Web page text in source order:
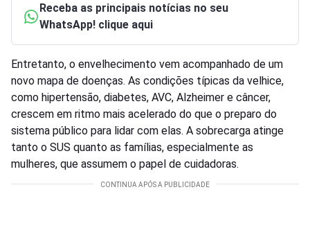
Receba as principais notícias no seu
WhatsApp! clique aqui
Entretanto, o envelhecimento vem acompanhado de um
novo mapa de doenças. As condições típicas da velhice,
como hipertensão, diabetes, AVC, Alzheimer e câncer,
crescem em ritmo mais acelerado do que o preparo do
sistema público para lidar com elas. A sobrecarga atinge
tanto o SUS quanto as famílias, especialmente as
mulheres, que assumem o papel de cuidadoras.